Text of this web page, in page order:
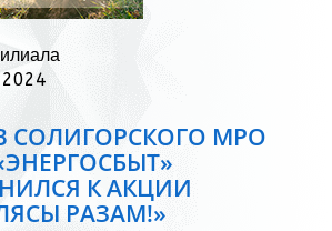
2024
СОЛИГОРСКОГО МРО
К АКЦИИ
РАЗАМ!»